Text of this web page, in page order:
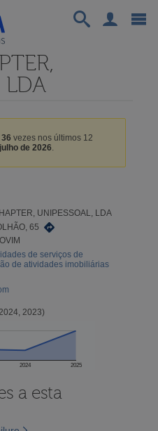
LDA
36 vezes nos últimos 12
de 2026.
UNIPESSOAL, LDA
65
de serviços de
de atividades imobiliárias
2023)
2024 2025
a esta